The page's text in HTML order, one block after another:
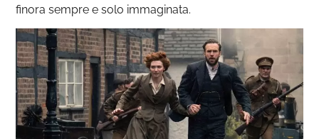
finora sempre e solo immaginata.